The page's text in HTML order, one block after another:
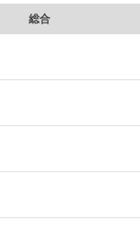
総合